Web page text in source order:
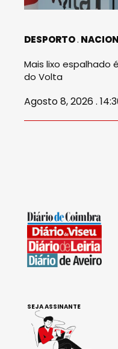
DESPORTO
Mais lixo espalhado
do Volta
Agosto 8, 2026 .
SEJA ASSINANTE